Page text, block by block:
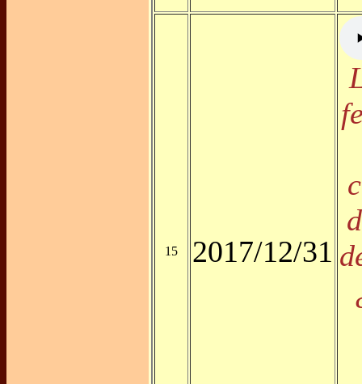
15 2017/12/31